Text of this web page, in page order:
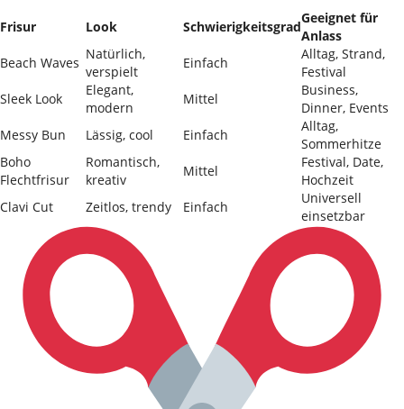
Frisur Look Schwierigkeitsgrad
Geeignet für
Anlass
Beach Waves
Natürlich,
verspielt
Einfach
Alltag, Strand,
Festival
Sleek Look
Elegant,
modern
Mittel
Business,
Dinner, Events
Messy Bun
Lässig, cool Einfach
Alltag,
Sommerhitze
Boho
Flechtfrisur
Romantisch,
kreativ
Mittel
Festival, Date,
Hochzeit
Clavi Cut
Zeitlos, trendy Einfach
Universell
einsetzbar